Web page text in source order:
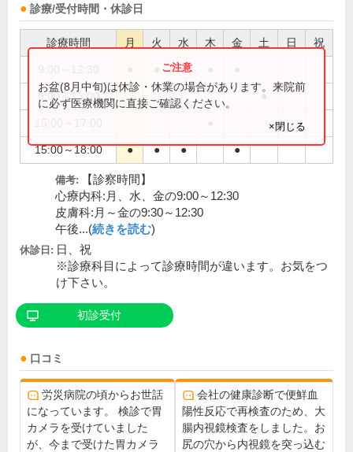
診療/受付時間・休診日
診療時間 月 火 水 木 金 土 日 祝
●
9:00～13:00 ●
15:00～18:00 ● ● ● ●
お盆(8月中旬)は休診・休業の場合があります。来院前
に必ず医療機関に直接ご確認ください。
×閉じる
備考:
【診察時間】
心療内科:月、水、金の9:00～12:30
皮膚科:月～金の9:30～12:30
午後...(続きを読む)
休診日: 日、祝
※診療科目によって診療時間が違います。お気をつ
け下さい。
初診受付
口コミ
労災病院の頃からお世話
になっています。 検診で胃
カメラを受けていました
が、今まで受けた胃カメラ
会社の健康診断で便鮮血
陽性反応で再検査のため、大
腸内視鏡検査をしました。お
尻の穴から内視鏡を突っ込む